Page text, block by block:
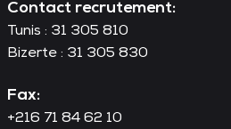
Contact recrutement:
Tunis : 31 305 810
Bizerte : 31 305 830
Fax:
+216 71 84 62 10